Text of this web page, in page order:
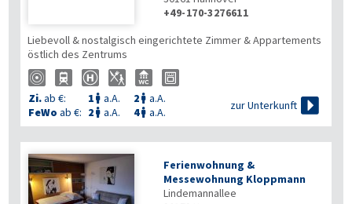
+49-170-3276611
Zi.ab €: 1  a.A. 2  a.A.
FeWo ab €: 2  a.A. 4 a.A.
Liebevoll & nostalgisch eingerichtete Zimmer & Appartements
östlich des Zentrums
zur Unterkunft 
Ferienwohnung &
Messewohnung Kloppmann
Lindemannallee